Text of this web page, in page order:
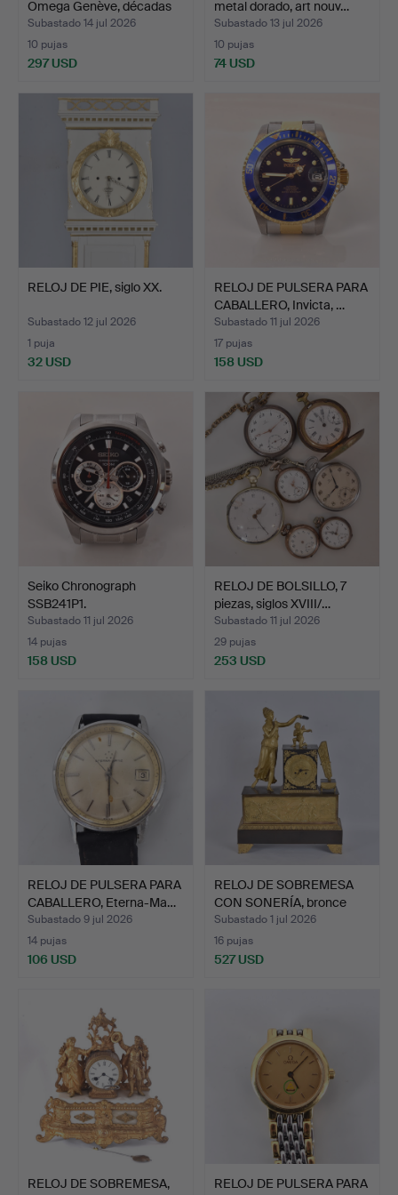
Omega Genève, décadas
de…
Subastado 14 jul 2026
10 pujas
297 USD
metal dorado, art nouv…
Subastado 13 jul 2026
10 pujas
74 USD
RELOJ DE PIE, siglo XX.
Subastado 12 jul 2026
1 puja
32 USD
RELOJ DE PULSERA PARA
CABALLERO, Invicta, …
Subastado 11 jul 2026
17 pujas
158 USD
Seiko Chronograph
SSB241P1.
Subastado 11 jul 2026
14 pujas
158 USD
RELOJ DE BOLSILLO, 7
piezas, siglos XVIII/…
Subastado 11 jul 2026
29 pujas
253 USD
RELOJ DE PULSERA PARA
CABALLERO, Eterna-Ma…
Subastado 9 jul 2026
14 pujas
106 USD
RELOJ DE SOBREMESA
CON SONERÍA, bronce
dor…
Subastado 1 jul 2026
16 pujas
527 USD
RELOJ DE SOBREMESA,
RELOJ DE PULSERA PARA